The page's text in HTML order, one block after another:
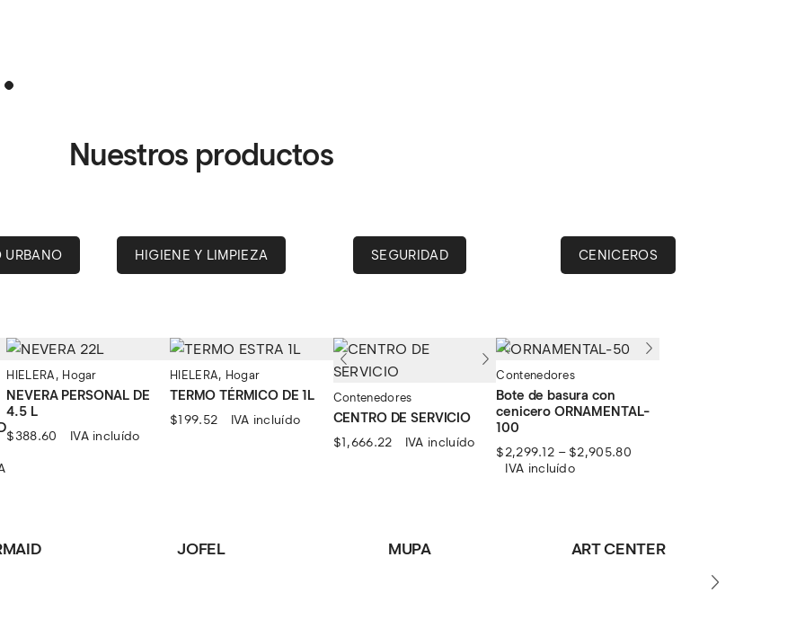
2
Nuestros productos
URBANO HIGIENE Y LIMPIEZA SEGURIDAD CENICEROS
HIELERA , Hogar
NEVERA PERSONAL DE
4.5 L
$388.60 IVA incluído
HIELERA, Hogar
TERMO TÉRMICO DE 1L
$199.52 IVA incluído
Contenedores
CENTRO DE SERVICIO
$1,666.22 IVA incluído
Contenedores
Bote de basura con
cenicero ORNAMENTAL-
100
$2,299.12 – $2,905.80
$2,905.80
IVA incluído
JOFEL MUPA ART CENTER